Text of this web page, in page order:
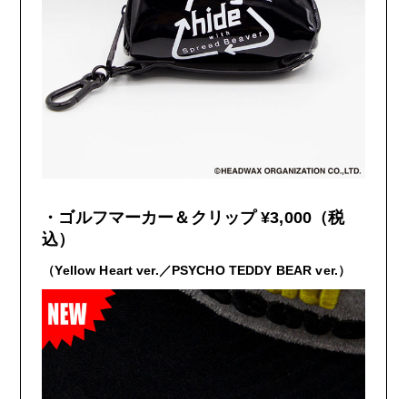
・ゴルフマーカー＆クリップ¥3,000 （税
込）
（Yellow Heart ver. ／PSYCHO TEDDY BEAR ver.）